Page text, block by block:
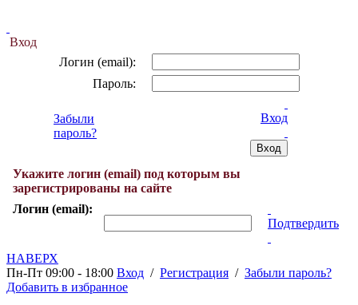
Вход
Логин (email):
Пароль:
Забыли
пароль?
Вход
Укажите логин (email) под которым вы
зарегистрированы на сайте
Логин (email):
Подтвердить
НАВЕРХ
Пн-Пт 09:00 - 18:00 Вход / Регистрация / Забыли пароль?
Добавить в избранное